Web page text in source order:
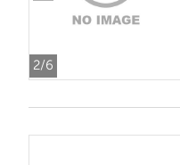
2/6